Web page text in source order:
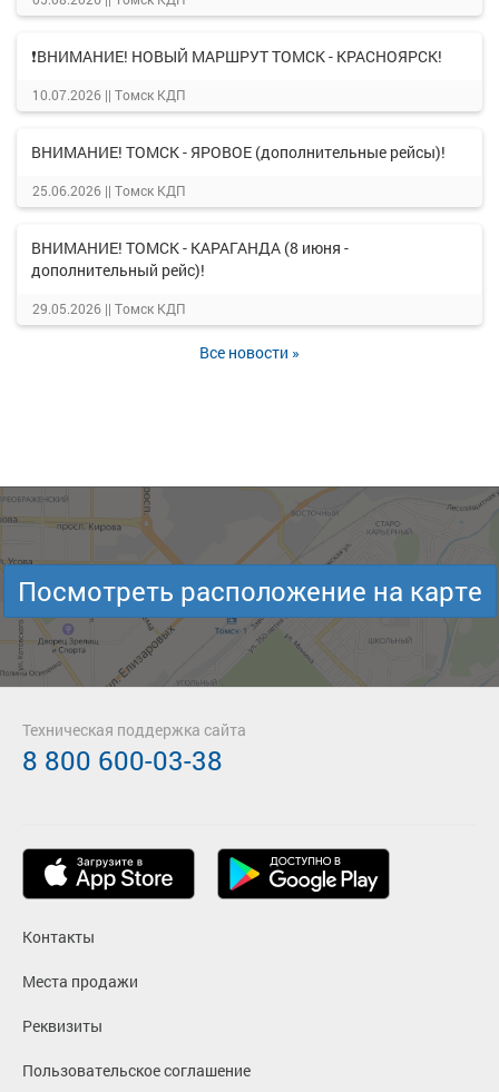
❗ВНИМАНИЕ! НОВЫЙ МАРШРУТ ТОМСК - КРАСНОЯРСК!
10.07.2026 || Томск КДП
ВНИМАНИЕ! ТОМСК - ЯРОВОЕ (дополнительные рейсы)!
25.06.2026 || Томск КДП
ВНИМАНИЕ! ТОМСК - КАРАГАНДА (8 июня -
дополнительный рейс)!
29.05.2026 || Томск КДП
Все новости »
Посмотреть расположение на карте
Контакты
Места продажи
Реквизиты
Пользовательское соглашение
Техническая поддержка сайта
8 800 600-03-38